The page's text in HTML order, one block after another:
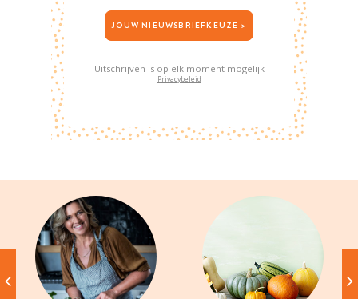
JOUW NIEUWSBRIEFKEUZE >
Uitschrijven is op elk moment mogelijk
Privacybeleid